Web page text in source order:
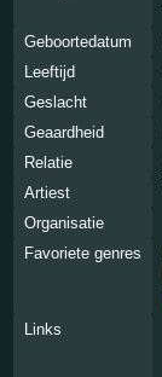
Geboortedatum
Leeftijd
Geslacht
Geaardheid
Relatie
Artiest
Organisatie
Favoriete genres
Links